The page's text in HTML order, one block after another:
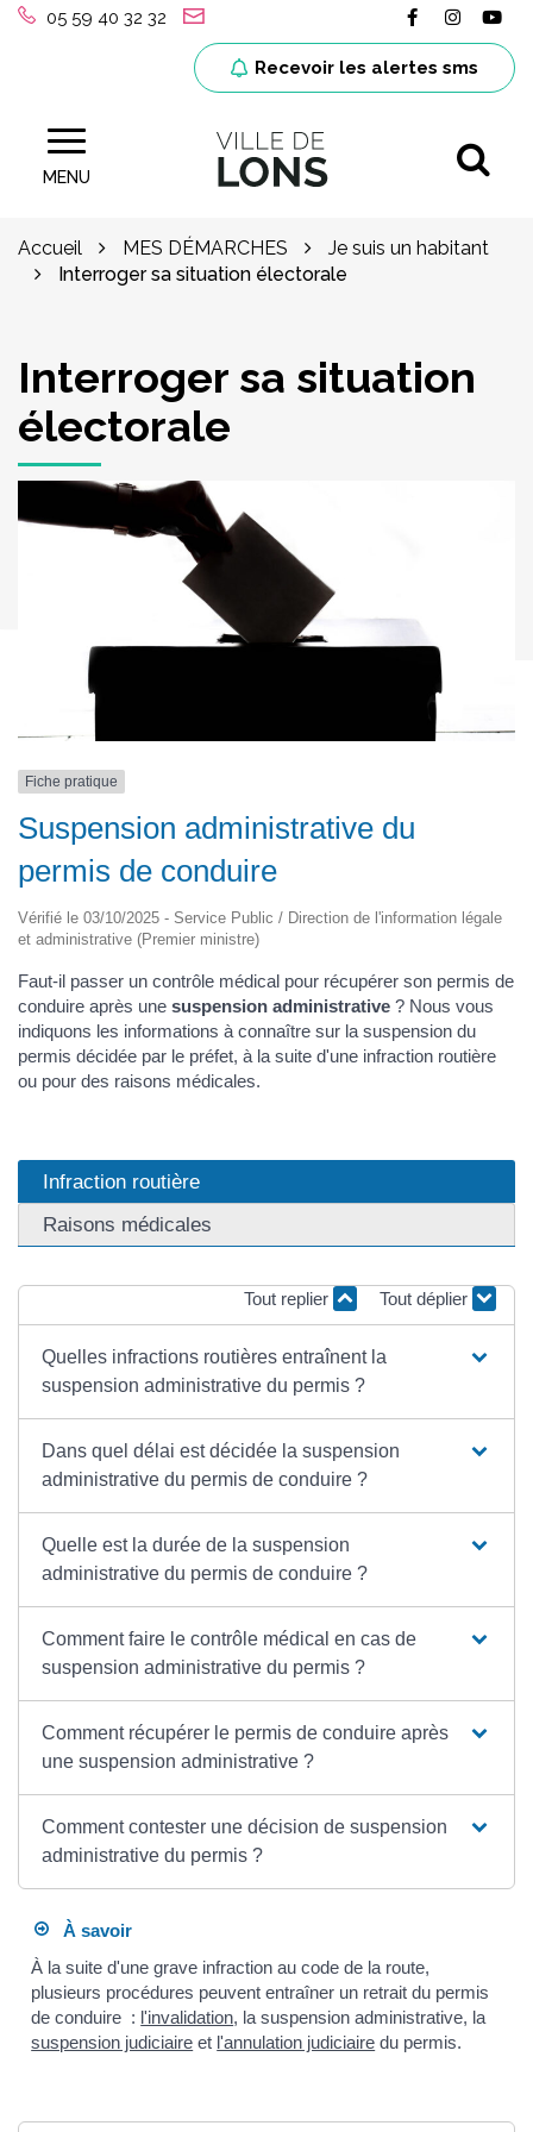
Gestion des traceurs
05 59 40 32 32 Lien vers le
Lien
Recevoir les alertes sms
MENU Site officiel de la ville de Lons (64)
Accueil MES DÉMARCHES
Je suis un habitant
Interroger sa situation électorale
Interroger sa situation
électorale
Fiche pratique
Suspension administrative du
permis de conduire
Vérifié le 03/10/2025 - Service Public / Direction de l'information légale
et administrative (Premier ministre)
Faut-il passer un contrôle médical pour récupérer son permis de
conduire après une suspension administrative ? Nous vous
indiquons les informations à connaître sur la suspension du
permis décidée par le préfet, à la suite d'une infraction routière
ou pour des raisons médicales.
Infraction routière
Raisons médicales
Tout replier Tout déplier
Quelles infractions routières entraînent la
suspension administrative du permis ?
Dans quel délai est décidée la suspension
administrative du permis de conduire ?
Quelle est la durée de la suspension
administrative du permis de conduire ?
Comment faire le contrôle médical en cas de
suspension administrative du permis ?
Comment récupérer le permis de conduire après
une suspension administrative ?
Comment contester une décision de suspension
administrative du permis ?
À savoir
À la suite d'une grave infraction au code de la route,
plusieurs procédures peuvent entraîner un retrait du permis
de conduire : l'invalidation, la suspension administrative, la
suspension judiciaire et l'annulation judiciaire du permis.